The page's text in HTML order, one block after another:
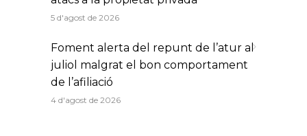
5 d'agost de 2026
Foment alerta del repunt de l’atur al
juliol malgrat el bon comportament
de l’afiliació
4 d'agost de 2026